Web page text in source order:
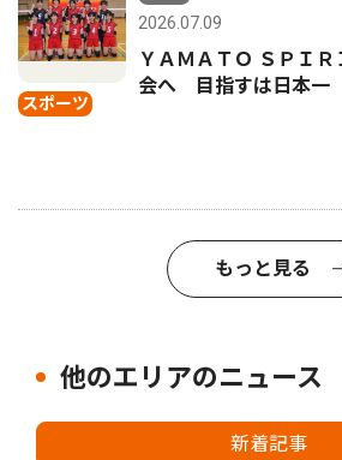
スポーツ
2026.07.09
ＹＡＭＡＴＯ ＳＰＩ
会へ 目指すは日本一
もっと見る
他のエリアのニュース
新着記事